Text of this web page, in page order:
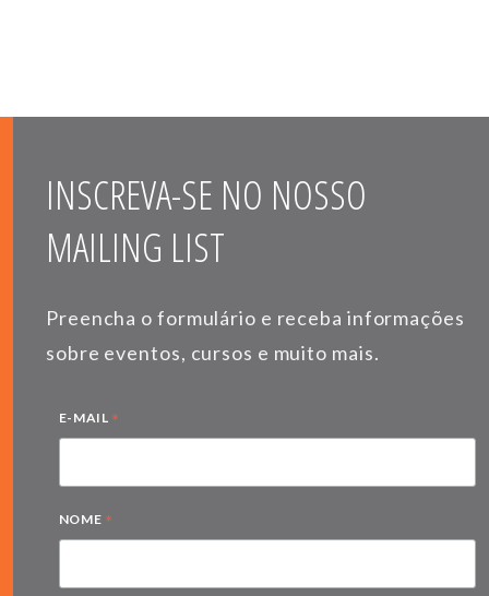
INSCREVA-SE NO NOSSO
MAILING LIST
Preencha o formulário e receba informações
sobre eventos, cursos e muito mais.
E-MAIL *
NOME *